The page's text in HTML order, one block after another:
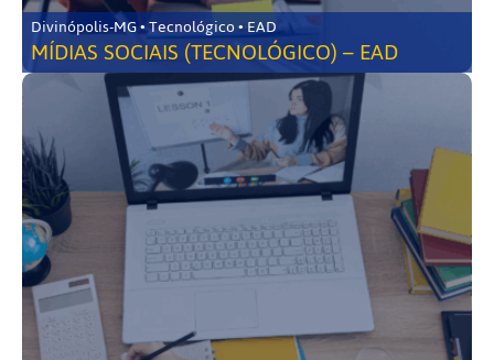
Divinópolis-MG • Tecnológico • EAD
MÍDIAS SOCIAIS (TECNOLÓGICO) – EAD